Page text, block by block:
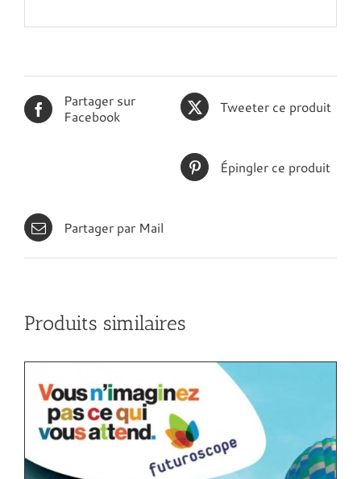
Partager sur
Facebook
Tweeter ce produit
Épingler ce produit
Partager par Mail
Produits similaires